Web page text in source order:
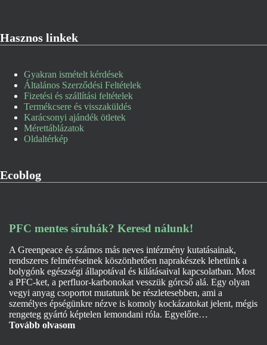
Hasznos linkek
Gyakran ismételt kérdések
Általános Szerződési Feltételek
Fizetési és szállítási feltételek
Termékcsere és visszaküldés
Karácsonyi ajándék ötletek
Mérettáblázatok
Oldaltérkép
Ecoblog
PFC mentes síruhák? Keresd nálunk!
A Greenpeace és számos más neves intézmény kutatásainak,
rendszeres felméréseinek köszönhetően naprakészek lehetünk a
bolygónk egészségi állapotával és kilátásaival kapcsolatban. Most
a PFC-ket, a perfluor-karbonokat vesszük górcső alá. Egy olyan
vegyi anyag csoportot mutatunk be részletesebben, ami a
személyes épségünkre nézve is komoly kockázatokat jelent, mégis
rengeteg gyártó képtelen lemondani róla. Egyelőre…
Tovább olvasom